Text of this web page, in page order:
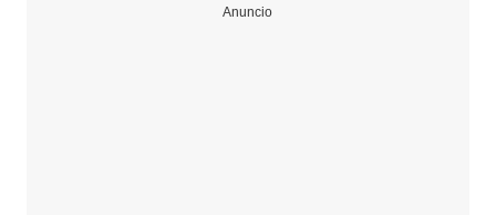
Anuncio